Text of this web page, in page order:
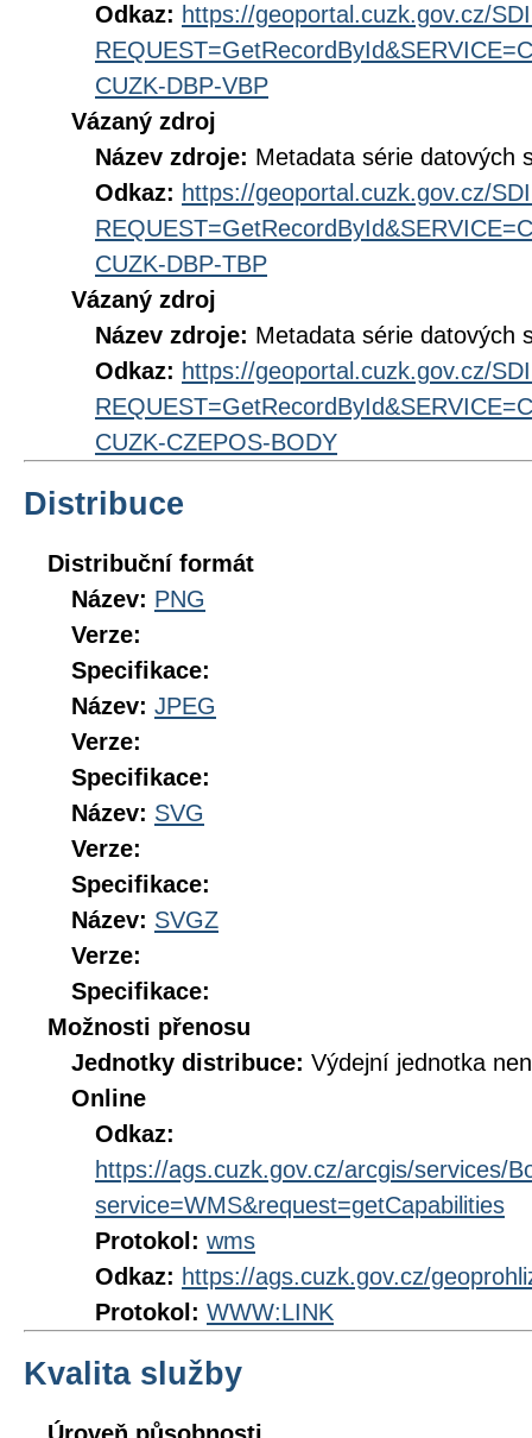
Odkaz: https://geoportal.cuzk.gov.cz/
CUZK-DBP-VBP
Vázaný zdroj
Název zdroje: Metadata série datových
Odkaz: https://geoportal.cuzk.gov.cz/
CUZK-DBP-TBP
Vázaný zdroj
Název zdroje: Metadata série datových
Odkaz: https://geoportal.cuzk.gov.cz/
CUZK-CZEPOS-BODY
Distribuce
Distribuční formát
Název: PNG
Verze:
Specifikace:
Název: JPEG
Verze:
Specifikace:
Název: SVG
Verze:
Specifikace:
Název: SVGZ
Verze:
Specifikace:
Možnosti přenosu
Jednotky distribuce: Výdejní jednotka
Online
Odkaz:
https://ags.cuzk.gov.cz/arcgis/services/
service=WMS&request=getCapabilities
Protokol: wms
Odkaz: https://ags.cuzk.gov.cz/
Protokol: WWW:LINK
Kvalita služby